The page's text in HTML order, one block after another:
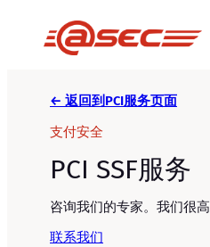
← 返回到PCI服务页面
支付安全
PCI SSF服务
咨询我们的专家。我们很
联系我们